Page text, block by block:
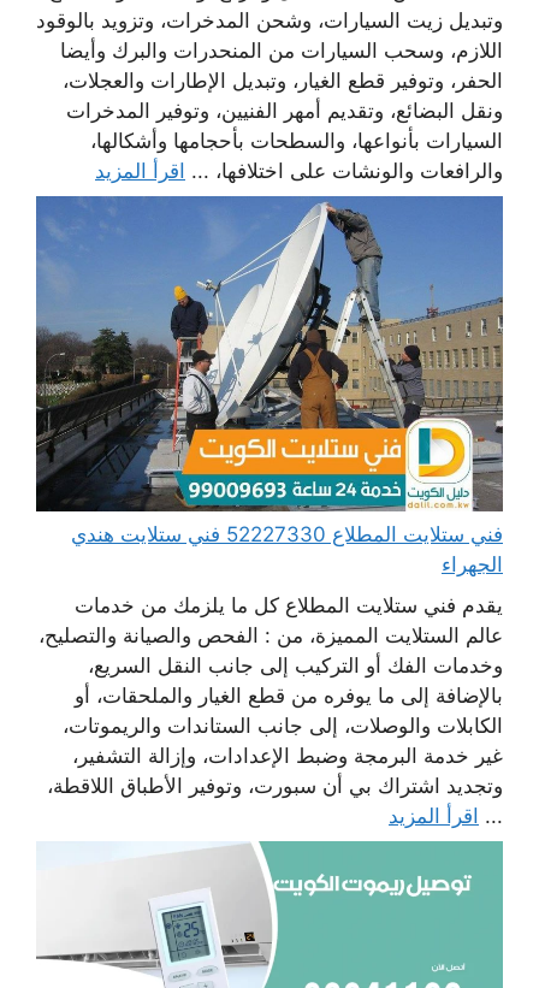
وتبديل زيت السيارات، وشحن المدخرات، وتزويد بالوقود
اللازم، وسحب السيارات من المنحدرات والبرك وأيضا
الحفر، وتوفير قطع الغيار، وتبديل الإطارات والعجلات،
ونقل البضائع، وتقديم أمهر الفنيين، وتوفير المدخرات
السيارات بأنواعها، والسطحات بأحجامها وأشكالها،
والرافعات والونشات على اختلافها، ... اقرأ المزيد
فني ستلايت المطلاع 52227330 فني ستلايت هندي
الجهراء
يقدم فني ستلايت المطلاع كل ما يلزمك من خدمات
عالم الستلايت المميزة، من : الفحص والصيانة والتصليح،
وخدمات الفك أو التركيب إلى جانب النقل السريع،
بالإضافة إلى ما يوفره من قطع الغيار والملحقات، أو
الكابلات والوصلات، إلى جانب الستاندات والريموتات،
غير خدمة البرمجة وضبط الإعدادات، وإزالة التشفير،
وتجديد اشتراك بي أن سبورت، وتوفير الأطباق اللاقطة،
... اقرأ المزيد